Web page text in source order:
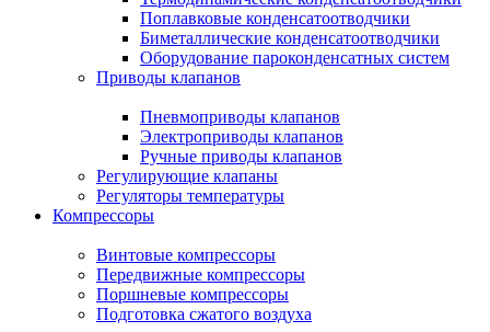
Поплавковые конденсатоотводчики
Биметаллические конденсатоотводчики
Оборудование пароконденсатных систем
Приводы клапанов
Пневмоприводы клапанов
Электроприводы клапанов
Ручные приводы клапанов
Регулирующие клапаны
Регуляторы температуры
Компрессоры
Винтовые компрессоры
Передвижные компрессоры
Поршневые компрессоры
Подготовка сжатого воздуха